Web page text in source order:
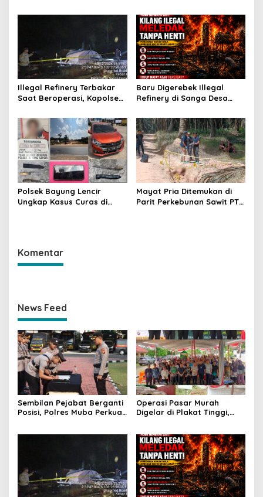
Presisi
Subsidi untuk Ringankan
Beban Warga
Illegal Refinery Terbakar
Saat Beroperasi, Kapolsek
Penindakan dan
Pencegahan Terus
Dilakukan
Baru Digerebek Illegal
Refinery di Sanga Desa
Hukum Dipertanyakan
Polsek Bayung Lencir
Ungkap Kasus Curas di
Mayat Pria Ditemukan di
Parit Perkebunan Sawit PT
Komentar
News Feed
Sembilan Pejabat Berganti
Posisi, Polres Muba Perkuat
Operasi Pasar Murah
Digelar di Plakat Tinggi,
Beban Warga